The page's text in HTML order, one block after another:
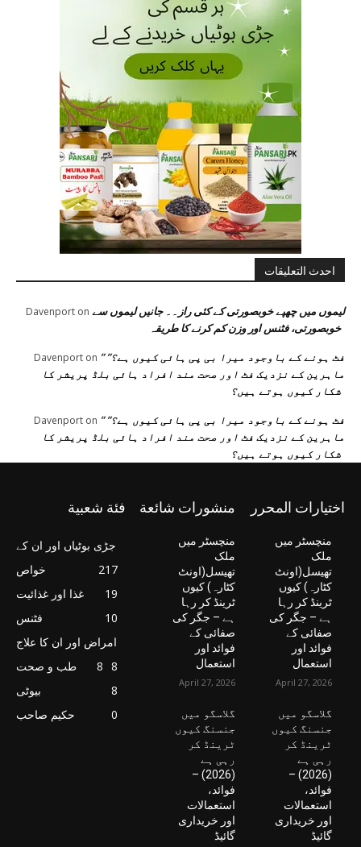
احدث التعليقات
Davenport on لیموں میں چھپے خوبصورتی کے کئی راز۔۔ جانیں لیموں سے
خوبصورتی، فٹنس اور وزن کم کرنے کا طریقہ
Davenport on ” فٹ ہونے کے باوجود میرا بی پی ہائی کیوں ہے؟”
ماہرین کے نزدیک فٹ اور صحت مند افراد ہائی بلڈ پریشر کا
شکار کیوں ہوتے ہیں؟
Davenport on ” فٹ ہونے کے باوجود میرا بی پی ہائی کیوں ہے؟”
ماہرین کے نزدیک فٹ اور صحت مند افراد ہائی بلڈ پریشر کا
شکار کیوں ہوتے ہیں؟
اختيارات المحرر
منچسٹر میں
ملک
تھیسل(اونٹ
کٹارہ) کیوں
ٹرینڈ کر رہا
ہے – جگر کی
صفائی کے
فوائد اور
استعمال
April 27, 2026
گلاسگو میں
جنسنگ کیوں
ٹرینڈ کر
رہی ہے
(2026) –
فوائد،
استعمالات
اور خریداری
گائیڈ
منشورات شائعة
منچسٹر میں
ملک
تھیسل(اونٹ
کٹارہ) کیوں
ٹرینڈ کر رہا
ہے – جگر کی
صفائی کے
فوائد اور
استعمال
April 27, 2026
گلاسگو میں
جنسنگ کیوں
ٹرینڈ کر
رہی ہے
(2026) –
فوائد،
استعمالات
اور خریداری
گائیڈ
فئة شعبية
جڑی بوٹیاں اور ان کے
خواص
217
غذا اور غذائیت
19
فٹنس
10
امراض اور ان کا علاج
8
طب و صحت
8
بیوٹی
8
حکیم صاحب
0